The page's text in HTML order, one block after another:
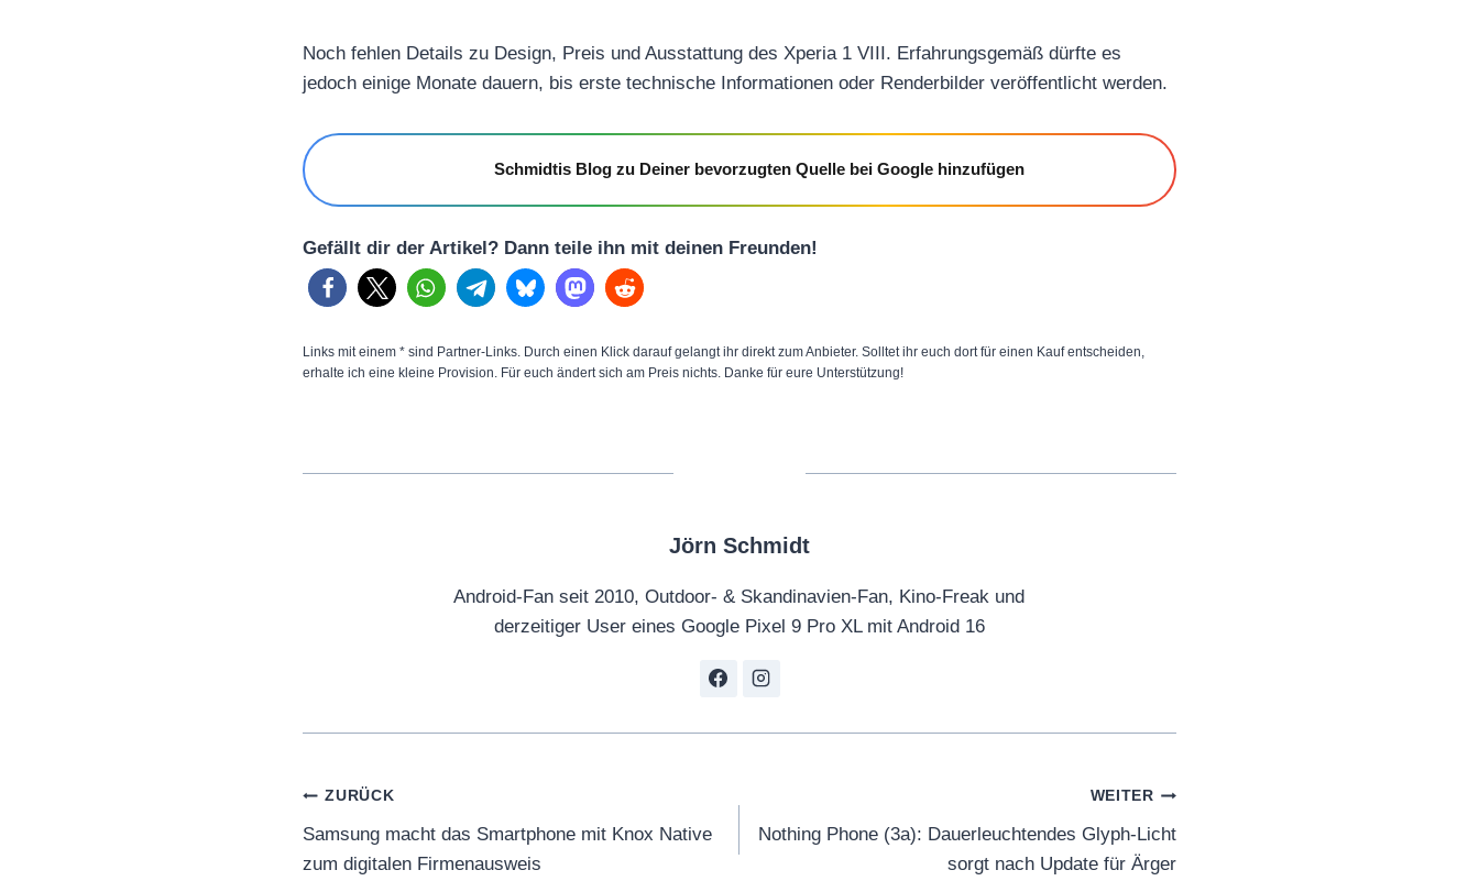
Noch fehlen Details zu Design, Preis und Ausstattung des Xperia 1 VIII. Erfahrungsgemäß dürfte es
jedoch einige Monate dauern, bis erste technische Informationen oder Renderbilder veröffentlicht werden.
Schmidtis Blog zu Deiner bevorzugten Quelle bei Google hinzufügen
Gefällt dir der Artikel? Dann teile ihn mit deinen Freunden!
Links mit einem * sind Partner-Links. Durch einen Klick darauf gelangt ihr direkt zum Anbieter. Solltet ihr euch dort für einen Kauf entscheiden,
erhalte ich eine kleine Provision. Für euch ändert sich am Preis nichts. Danke für eure Unterstützung!
Jörn Schmidt
Android-Fan seit 2010, Outdoor- & Skandinavien-Fan, Kino-Freak und
derzeitiger User eines Google Pixel 9 Pro XL mit Android 16
Beitragsnavigation
ZURÜCK
Samsung macht das Smartphone mit Knox Native
zum digitalen Firmenausweis
WEITER
Nothing Phone (3a): Dauerleuchtendes Glyph-Licht
sorgt nach Update für Ärger